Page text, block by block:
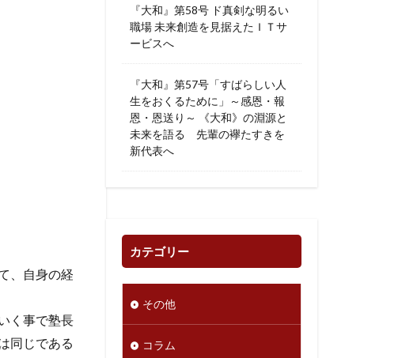
、自身の経
く事で塾長
同じである
『大和』第58号 ド真剣な明るい
職場 未来創造を見据えたＩＴサ
ービスへ
『大和』第57号「すばらしい人
生をおくるために」～感恩・報
恩・恩送り～ 《大和》の淵源と
未来を語る 先輩の襷たすきを
新代表へ
カテゴリー
その他
コラム